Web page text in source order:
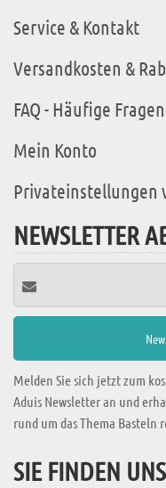
Service & Kontakt
Versandkosten &
FAQ - Häufige Fragen
Mein Konto
Privateinstellungen
NEWSLETTER
Melden Sie sich jetzt zum
Aduis Newsletter an und
rund um das Thema Basteln
SIE FINDEN